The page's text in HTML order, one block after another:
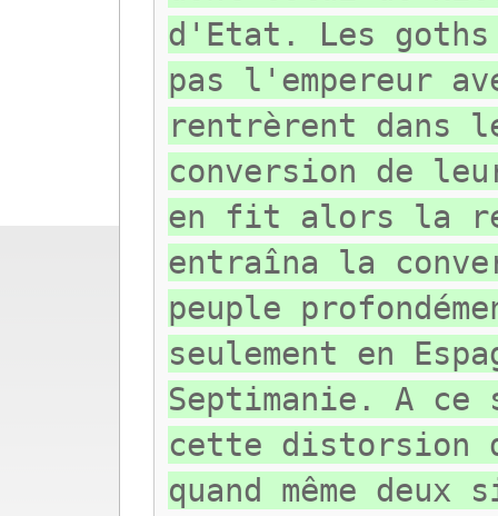
d'Etat. Les
pas l'empereur
rentrèrent dans
conversion de
en fit alors la
entraîna la
peuple
seulement en
Septimanie. A
cette distorsion
quand même